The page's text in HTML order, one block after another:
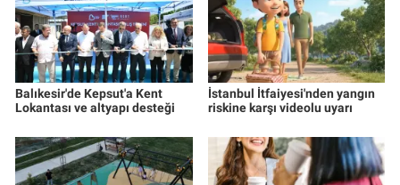
Balıkesir'de Kepsut'a Kent
Lokantası ve altyapı desteği
İstanbul İtfaiyesi'nden yangın
riskine karşı videolu uyarı